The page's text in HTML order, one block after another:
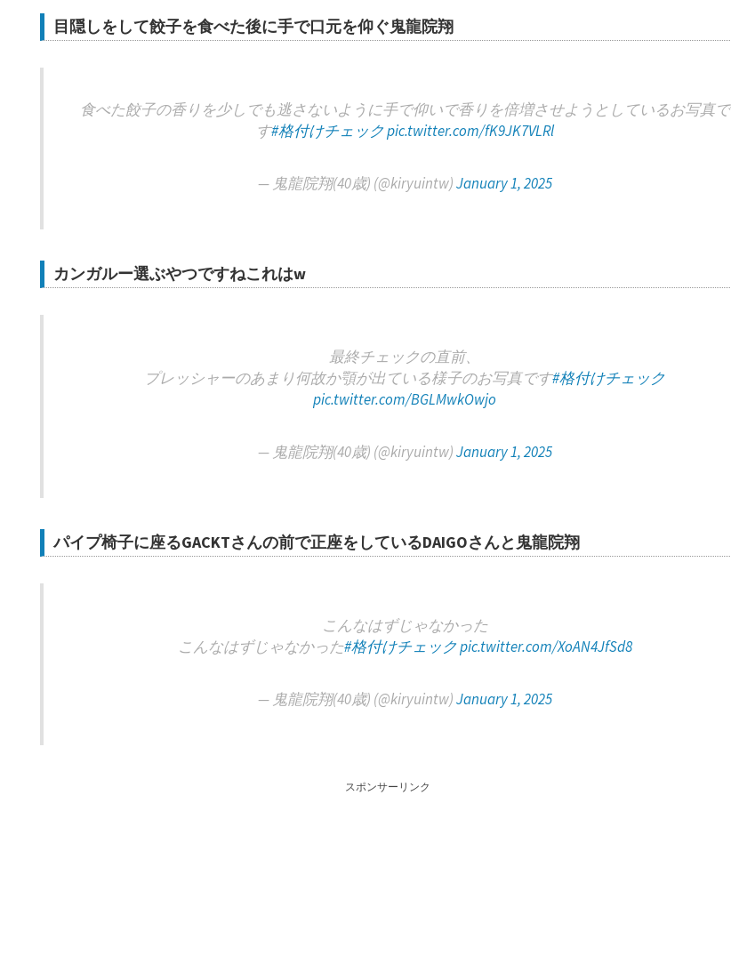
目隠しをして餃子を食べた後に手で口元を仰ぐ鬼龍院翔
食べた餃子の香りを少しでも逃さないように手で仰いで香りを倍増させようとしているお写真で
す#格付けチェックpic.twitter.com/fK9JK7VLRl
— 鬼龍院翔(40歳) (@kiryuintw)January 1, 2025
カンガルー選ぶやつですねこれはw
最終チェックの直前、
プレッシャーのあまり何故か顎が出ている様子のお写真です#格付けチェック
pic.twitter.com/BGLMwkOwjo
— 鬼龍院翔(40歳) (@kiryuintw)January 1, 2025
パイプ椅子に座るGACKTさんの前で正座をしているDAIGOさんと鬼龍院翔
こんなはずじゃなかった
こんなはずじゃなかった#格付けチェックpic.twitter.com/XoAN4JfSd8
— 鬼龍院翔(40歳) (@kiryuintw)January 1, 2025
スポンサーリンク